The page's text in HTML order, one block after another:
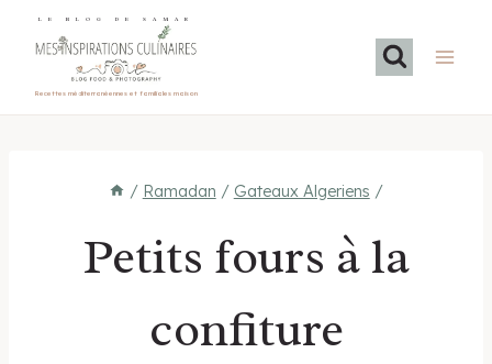
LE BLOG DE SAMAR
Recettes méditerranéennes et familiales maison
/ Ramadan / Gateaux Algeriens /
Petits fours à la
confiture